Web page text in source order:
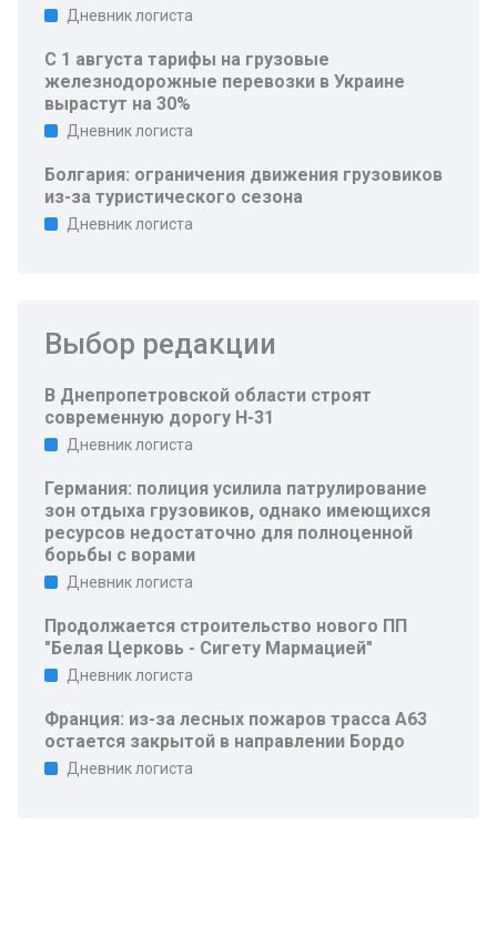
Дневник логиста
С 1 августа тарифы на грузовые
железнодорожные перевозки в Украине
вырастут на 30%
Дневник логиста
Болгария: ограничения движения грузовиков
из-за туристического сезона
Дневник логиста
Выбор редакции
В Днепропетровской области строят
современную дорогу Н-31
Дневник логиста
Германия: полиция усилила патрулирование
зон отдыха грузовиков, однако имеющихся
ресурсов недостаточно для полноценной
борьбы с ворами
Дневник логиста
Продолжается строительство нового ПП
"Белая Церковь - Сигету Мармацией"
Дневник логиста
Франция: из-за лесных пожаров трасса A63
остается закрытой в направлении Бордо
Дневник логиста